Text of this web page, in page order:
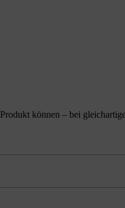
können – bei